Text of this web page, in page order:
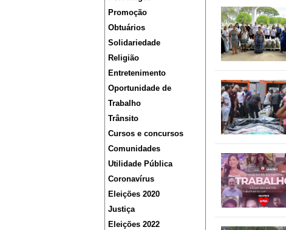
Promoção
Obtuários
Solidariedade
Religião
Entretenimento
Oportunidade de
Trabalho
Trânsito
Cursos e concursos
Comunidades
Utilidade Pública
Coronavírus
Eleições 2020
Justiça
Eleições 2022